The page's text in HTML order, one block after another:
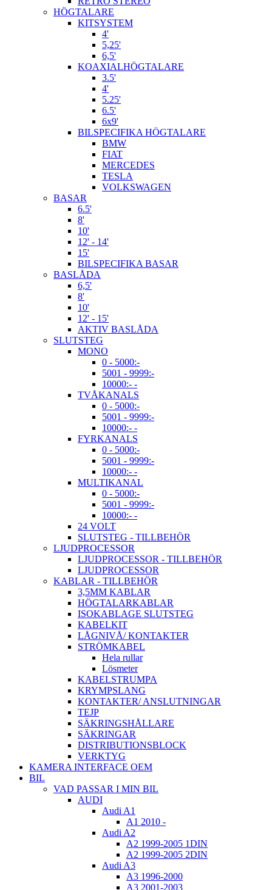
HÖGTALARE
KITSYSTEM
4'
5,25'
6,5'
KOAXIALHÖGTALARE
3.5'
4'
5.25'
6.5'
6x9'
BILSPECIFIKA HÖGTALARE
BMW
FIAT
MERCEDES
TESLA
VOLKSWAGEN
BASAR
6.5'
8'
10'
12' - 14'
15'
BILSPECIFIKA BASAR
BASLÅDA
6,5'
8'
10'
12' - 15'
AKTIV BASLÅDA
SLUTSTEG
MONO
0 - 5000:-
5001 - 9999:-
10000:- -
TVÅKANALS
0 - 5000:-
5001 - 9999:-
10000:- -
FYRKANALS
0 - 5000:-
5001 - 9999:-
10000:- -
MULTIKANAL
0 - 5000:-
5001 - 9999:-
10000:- -
24 VOLT
SLUTSTEG - TILLBEHÖR
LJUDPROCESSOR
LJUDPROCESSOR - TILLBEHÖR
LJUDPROCESSOR
KABLAR - TILLBEHÖR
3,5MM KABLAR
HÖGTALARKABLAR
ISOKABLAGE SLUTSTEG
KABELKIT
LÅGNIVÅ/ KONTAKTER
STRÖMKABEL
Hela rullar
Lösmeter
KABELSTRUMPA
KRYMPSLANG
KONTAKTER/ ANSLUTNINGAR
TEJP
SÄKRINGSHÅLLARE
SÄKRINGAR
DISTRIBUTIONSBLOCK
VERKTYG
KAMERA INTERFACE OEM
BIL
VAD PASSAR I MIN BIL
AUDI
Audi A1
A1 2010 -
Audi A2
A2 1999-2005 1DIN
A2 1999-2005 2DIN
Audi A3
A3 1996-2000
A3 2001-2003